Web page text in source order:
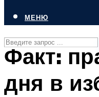
СТИЛИ ПЛАВАНЬЯ
ПЛАВАНЬЕ ДЛЯ
МЕНЮ
Факт:
дня в